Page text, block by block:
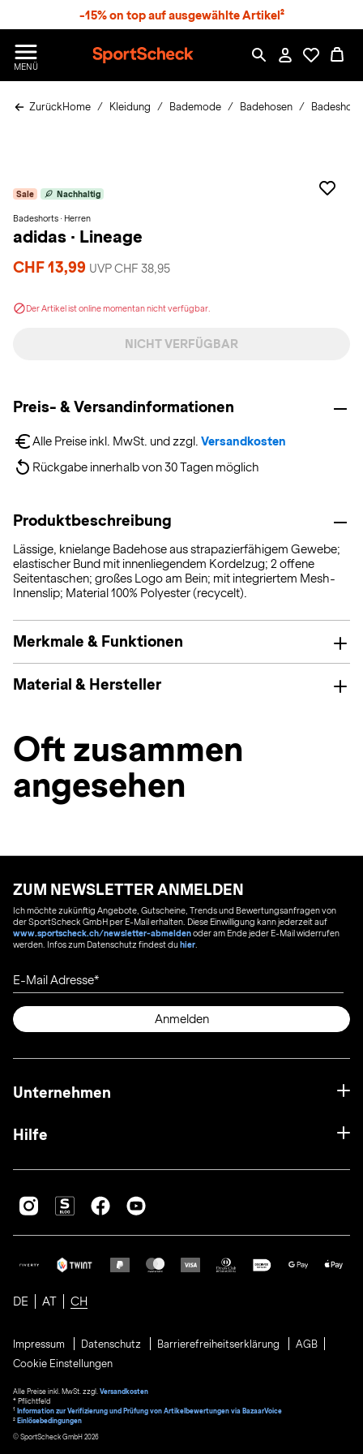
-15% on top auf ausgewählte Artikel²
MENÜ
p
r
c
ZurückHome Kleidung Bademode Badehosen
Sale Nachhaltig
Badeshorts · Herren
adidas · Lineage
CHF 13,99 UVP CHF 38,95
Der Artikel ist online momentan nicht verfügbar.
NICHT VERFÜGBAR
Preis- & Versandinformationen
Alle Preise inkl. MwSt. und zzgl. Versandkosten
Rückgabe innerhalb von 30 Tagen möglich
Produktbeschreibung
Lässige, knielange Badehose aus strapazierfähigem Gewebe;
elastischer Bund mit innenliegendem Kordelzug; 2 offene
Seitentaschen; großes Logo am Bein; mit integriertem Mesh-
Innenslip; Material 100% Polyester (recycelt).
Merkmale & Funktionen
Material & Hersteller
Oft zusammen
angesehen
ZUM NEWSLETTER ANMELDEN
Ich möchte zukünftig Angebote, Gutscheine, Trends und Bewertungsanfragen von
der SportScheck GmbH per E-Mail erhalten. Diese Einwilligung kann jederzeit auf
www.sportscheck.ch/newsletter-abmeldenoder am Ende jeder E-Mail widerrufen
werden. Infos zum Datenschutz findest duhier
E-Mail Adresse
Anmelden
Unternehmen
Hilfe
DE AT CH
Impressum Datenschutz Barrierefreiheitserklärung
AGB
Cookie Einstellungen
Alle Preise inkl. MwSt. zzgl. Versandkosten
* Pflichtfeld
1
Information zur Verifizierung und Prüfung von Artikelbewertungen via BazaarVoice
² Einlösebedingungen
© SportScheck GmbH 2026